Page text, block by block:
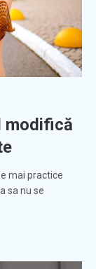
modifică
mai practice
sa nu se